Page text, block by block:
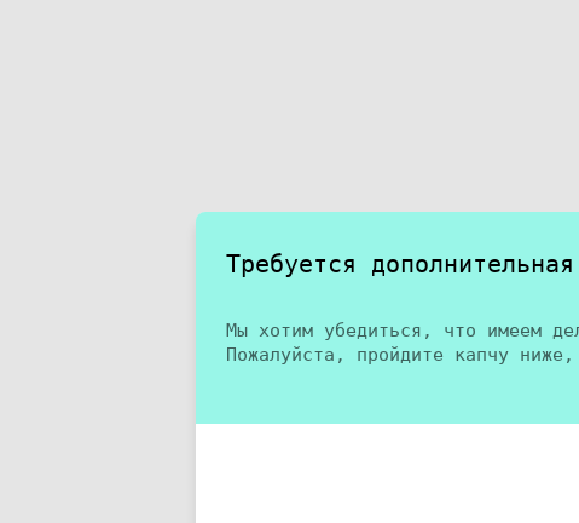
Требуется
Мы хотим убедиться, что имеем
Пожалуйста, пройдите капчу